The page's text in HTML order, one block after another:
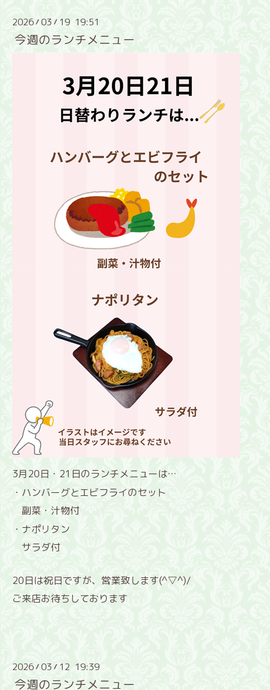
2026/03 / 19 19:51
今週のランチメニュー
3月20日・21日のランチメニューは…
・ハンバーグとエビフライのセット
副菜・汁物付
・ナポリタン
サラダ付
20日は祝日ですが、営業致します(^▽^)/
ご来店お待ちしております
2026/03 / 12 19:39
今週のランチメニュー